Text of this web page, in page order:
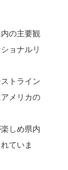
の主要観
ョナルリ
トライン
メリカの
しめ県内
ていま